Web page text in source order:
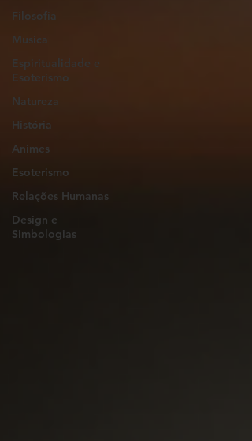
Filosofia
Musica
Espiritualidade e
Esoterismo
Natureza
História
Animes
Esoterismo
Relações Humanas
Design e
Simbologias